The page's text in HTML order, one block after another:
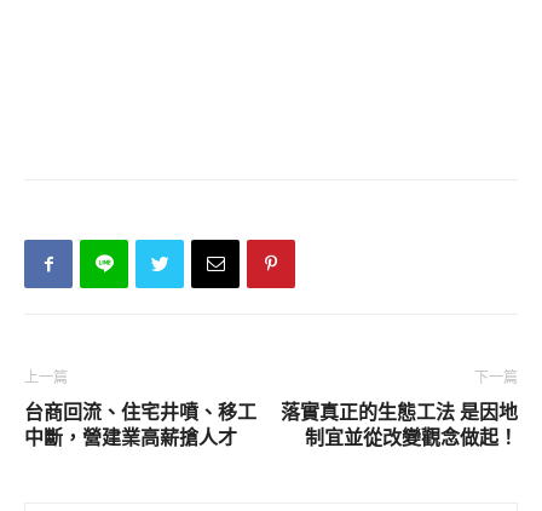
上一篇
台商回流、住宅井噴、移工
中斷，營建業高薪搶人才
下一篇
落實真正的生態工法 是因地
制宜並從改變觀念做起！